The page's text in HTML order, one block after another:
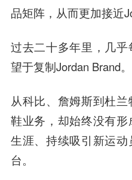
品矩阵，从而更加接近
过去二十多年里，几
望于复制Jordan Brand。
从科比、詹姆斯到杜
鞋业务，却始终没有
生涯、持续吸引新运
台。